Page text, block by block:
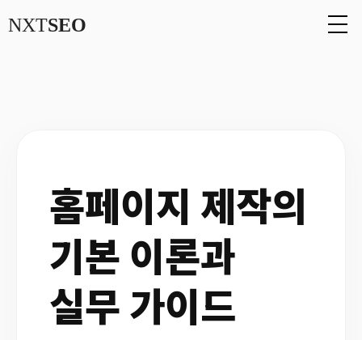
NXTSEO
홈페이지 제작의
기본 이론과
실무 가이드